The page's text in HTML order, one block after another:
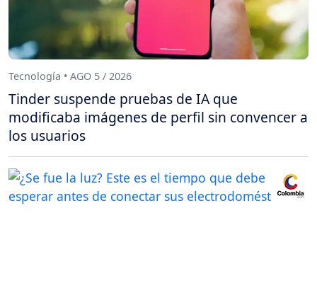
Tecnología • AGO 5 / 2026
Tinder suspende pruebas de IA que
modificaba imágenes de perfil sin convencer a
los usuarios